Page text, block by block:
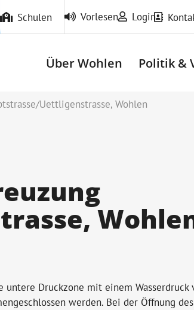
Login
Schulen Vorlesen
Über Wohlen Politik &
Uettligenstrasse, Wohlen
Druckzone mit einem Wasserdruck
werden. Bei der Öffnung